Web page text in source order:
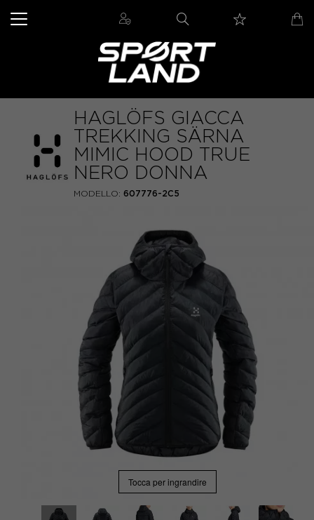
HAGLÖFS GIACCA
TREKKING SÄRNA
MIMIC HOOD TRUE
NERO DONNA
MODELLO: 607776-2C5
Tocca per ingrandire